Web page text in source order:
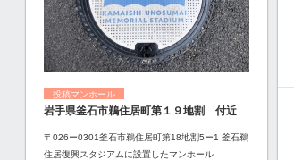
投稿マンホール
岩手県釜石市鵜住居町第１９地割 付近
〒026ー0301釜石市鵜住居町第18地割5ー1 釜石鵜
住居復興スタジアムに設置したマンホール